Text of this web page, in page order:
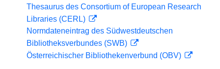
Thesaurus des Consortium of European Research
Libraries (CERL)
Normdateneintrag des Südwestdeutschen
Bibliotheksverbundes (SWB)
Österreichischer Bibliothekenverbund (OBV)